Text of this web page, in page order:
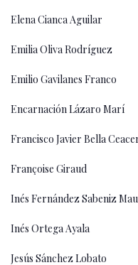
Elena Cianca Aguilar
Emilia Oliva Rodríguez
Emilio Gavilanes Franco
Encarnación Lázaro Marí
Francisco Javier Bella
Françoise Giraud
Inés Fernández Sabeniz
Inés Ortega Ayala
Jesús Sánchez Lobato